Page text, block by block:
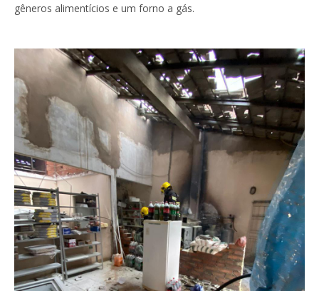
gêneros alimentícios e um forno a gás.